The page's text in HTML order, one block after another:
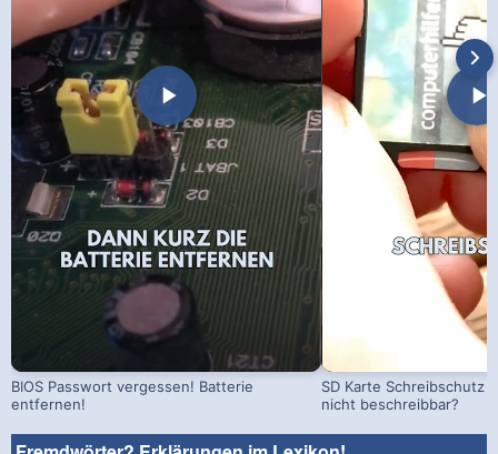
BIOS Passwort vergessen! Batterie
entfernen!
SD Karte Schreibschutz
nicht beschreibbar?